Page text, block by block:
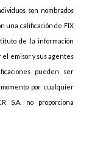
son nombrados
una calificación de FIX
de la información
el emisor y sus agentes
pueden ser
por cualquier
S.A. no proporciona